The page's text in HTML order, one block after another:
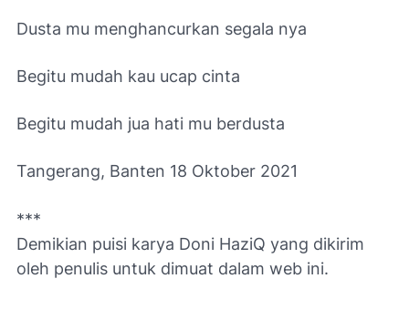
Dusta mu menghancurkan segala nya
Begitu mudah kau ucap cinta
Begitu mudah jua hati mu berdusta
Tangerang, Banten 18 Oktober 2021
***
Demikian puisi karya Doni HaziQ yang dikirim
oleh penulis untuk dimuat dalam web ini.